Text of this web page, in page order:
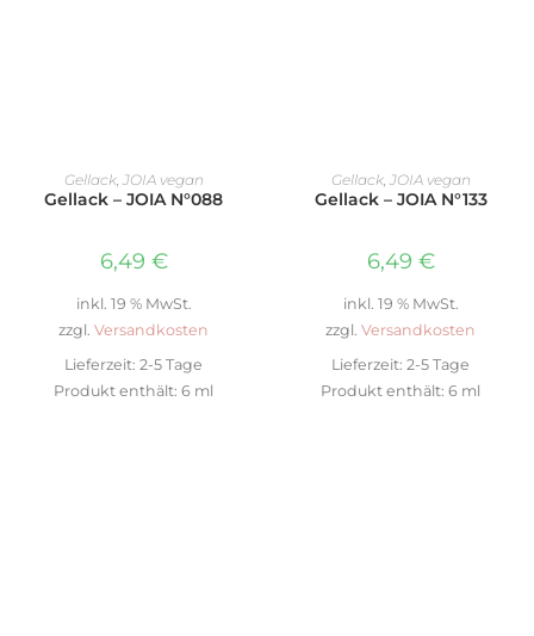
IN DEN WARENKORB
Gellack, JOIA vegan
Gellack – JOIA N°088
6,49 €
inkl. 19 % MwSt.
zzgl. Versandkosten
Lieferzeit: 2-5 Tage
Produkt enthält: 6 ml
IN DEN WARENKORB
Gellack, JOIA vegan
Gellack – JOIA N°133
6,49 €
inkl. 19 % MwSt.
zzgl. Versandkosten
Lieferzeit: 2-5 Tage
Produkt enthält: 6 ml